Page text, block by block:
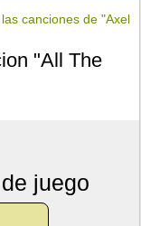
canciones de "Axel
"All The
juego